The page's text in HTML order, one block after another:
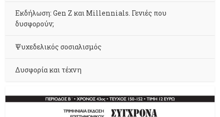
Εκδήλωση: Gen Z και Millennials. Γενιές που
δυσφορούν;
Ψυχεδελικός σοσιαλισμός
Δυσφορία και τέχνη